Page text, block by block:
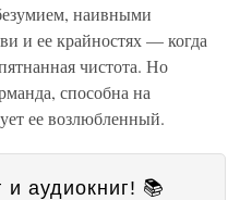
наивными
и ее крайностях — когда
чистота. Но
способна на
ее возлюбленный.
аудиокниг! 📚